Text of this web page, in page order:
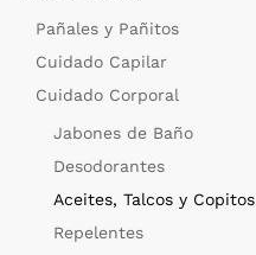
Pañales y Pañitos
Cuidado Capilar
Cuidado Corporal
Jabones de Baño
Desodorantes
Aceites, Talcos y Copitos
Repelentes